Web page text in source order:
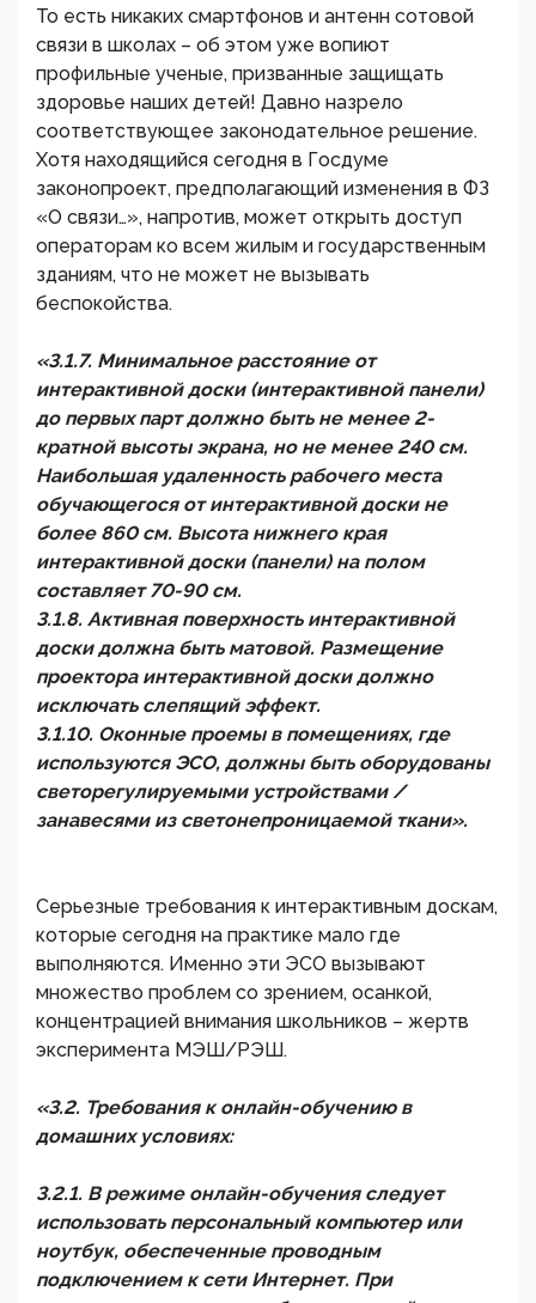
То есть никаких смартфонов и антенн сотовой
связи в школах – об этом уже вопиют
профильные ученые, призванные защищать
здоровье наших детей! Давно назрело
соответствующее законодательное решение.
Хотя находящийся сегодня в Госдуме
законопроект, предполагающий изменения в ФЗ
«О связи…», напротив, может открыть доступ
операторам ко всем жилым и государственным
зданиям, что не может не вызывать
беспокойства.
«3.1.7. Минимальное расстояние от
интерактивной доски (интерактивной панели)
до первых парт должно быть не менее 2-
кратной высоты экрана, но не менее 240 см.
Наибольшая удаленность рабочего места
обучающегося от интерактивной доски не
более 860 см. Высота нижнего края
интерактивной доски (панели) на полом
составляет 70-90 см.
3.1.8. Активная поверхность интерактивной
доски должна быть матовой. Размещение
проектора интерактивной доски должно
исключать слепящий эффект.
3.1.10. Оконные проемы в помещениях, где
используются ЭСО, должны быть оборудованы
светорегулируемыми устройствами /
занавесями из светонепроницаемой ткани».
Серьезные требования к интерактивным доскам,
которые сегодня на практике мало где
выполняются. Именно эти ЭСО вызывают
множество проблем со зрением, осанкой,
концентрацией внимания школьников – жертв
эксперимента МЭШ/РЭШ.
«3.2. Требования к онлайн-обучению в
домашних условиях:
3.2.1. В режиме онлайн-обучения следует
использовать персональный компьютер или
ноутбук, обеспеченные проводным
подключением к сети Интернет. При